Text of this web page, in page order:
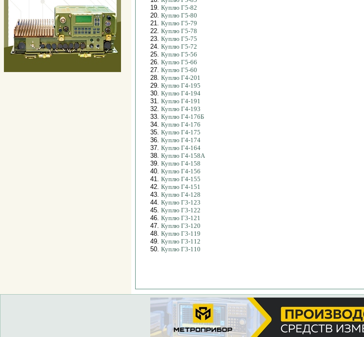
19. Куплю Г5-82
20. Куплю Г5-80
21. Куплю Г5-79
22. Куплю Г5-78
23. Куплю Г5-75
24. Куплю Г5-72
25. Куплю Г5-56
26. Куплю Г5-66
27. Куплю Г5-60
28. Куплю Г4-201
29. Куплю Г4-195
30. Куплю Г4-194
31. Куплю Г4-191
32. Куплю Г4-193
33. Куплю Г4-176Б
34. Куплю Г4-176
35. Куплю Г4-175
36. Куплю Г4-174
37. Куплю Г4-164
38. Куплю Г4-158А
39. Куплю Г4-158
40. Куплю Г4-156
41. Куплю Г4-155
42. Куплю Г4-151
43. Куплю Г4-128
44. Куплю Г3-123
45. Куплю Г3-122
46. Куплю Г3-121
47. Куплю Г3-120
48. Куплю Г3-119
49. Куплю Г3-112
50. Куплю Г3-110